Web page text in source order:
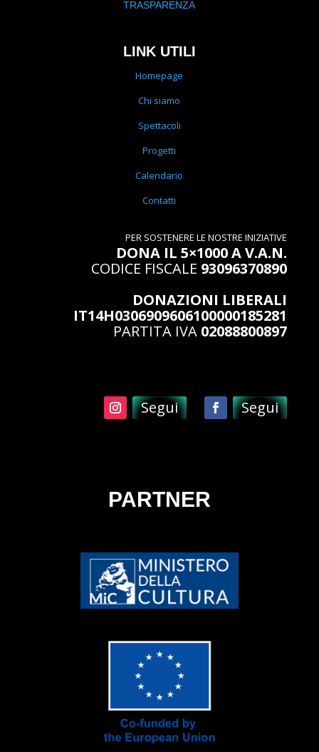
TRASPARENZA
LINK UTILI
Homepage
Chi siamo
Spettacoli
Progetti
Calendario
Contatti
PER SOSTENERE LE NOSTRE INIZIATIVE
DONA IL 5×1000 A V.A.N.
CODICE FISCALE 93096370890
DONAZIONI LIBERALI
IT14H0306909606100000185281
PARTITA IVA 02088800897
Segui Segui
PARTNER